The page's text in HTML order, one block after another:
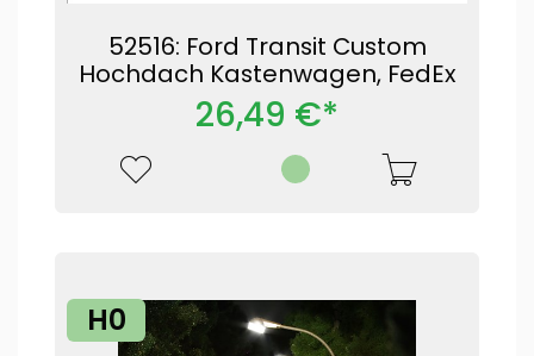
52516: Ford Transit Custom
Hochdach Kastenwagen, FedEx
26,49 €*
H0